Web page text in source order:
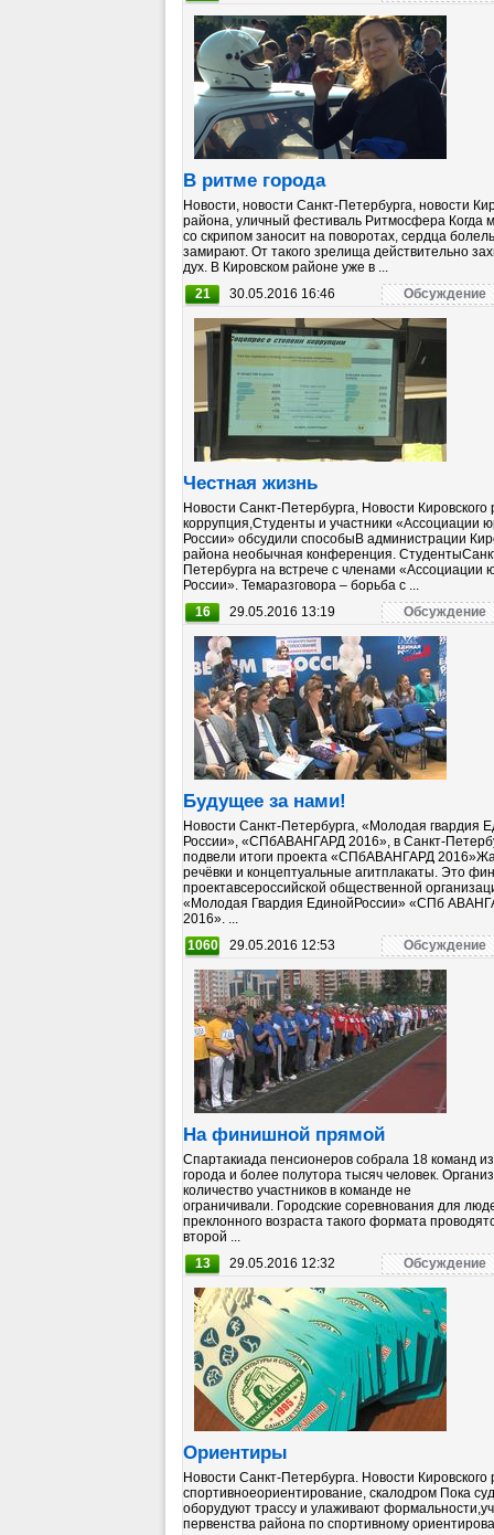
В ритме города
Новости, новости Санкт-Петербурга, новости
района, уличный фестиваль Ритмосфера Когда
со скрипом заносит на поворотах, сердца
замирают. От такого зрелища действительно
дух. В Кировском районе уже в ...
21
30.05.2016 16:46 Обсуждение
Честная жизнь
Новости Санкт-Петербурга, Новости Кировского
коррупция,Студенты и участники «Ассоциации
России» обсудили способыВ администрации
района необычная конференция.
Петербурга на встрече с членами «Ассоциации
России». Темаразговора – борьба с ...
16
29.05.2016 13:19 Обсуждение
Будущее за нами!
Новости Санкт-Петербурга, «Молодая гвардия
России», «СПбАВАНГАРД 2016», в Санкт-
подвели итоги проекта «СПбАВАНГАРД
речёвки и концептуальные агитплакаты. Это
проектавсероссийской общественной
«Молодая Гвардия ЕдинойРоссии» «СПб
2016». ...
1060
29.05.2016 12:53 Обсуждение
На финишной прямой
Спартакиада пенсионеров собрала 18 команд
города и более полутора тысяч человек.
количество участников в команде не
ограничивали. Городские соревнования для
преклонного возраста такого формата
второй ...
13
29.05.2016 12:32 Обсуждение
Ориентиры
Новости Санкт-Петербурга. Новости Кировского
спортивноеориентирование, скалодром Пока
оборудуют трассу и улаживают
первенства района по спортивному